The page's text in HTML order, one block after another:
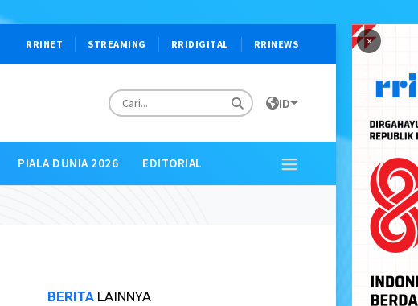
×
RRINET STREAMING RRIDIGITAL RRINEWS
ID
PIALA DUNIA 2026 EDITORIAL
BERITA LAINNYA